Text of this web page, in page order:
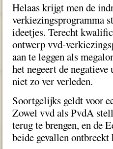
Helaas krijgt men de
verkiezingsprogramma
ideetjes. Terecht
ontwerp vvd-
aan te leggen als
het negeert de
niet zo ver verleden.
Soortgelijks geldt voor
Zowel vvd als PvdA
terug te brengen, en de
beide gevallen